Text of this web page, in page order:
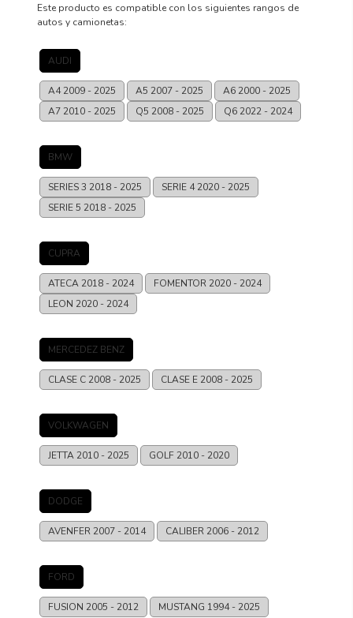
Este producto es compatible con los siguientes rangos de
autos y camionetas:
AUDI
A42009 - 2025 A5 2007 - 2025 A6 2000 - 2025
A7 2010 - 2025 Q5 2008 - 2025 Q6 2022 - 2024
BMW
SERIES 3 2018 - 2025 SERIE 42020 - 2025
SERIE 5 2018 - 2025
CUPRA
ATECA 2018 - 2024 FOMENTOR 2020 - 2024
LEON 2020 - 2024
MERCEDEZ BENZ
CLASE C 2008 - 2025 CLASE E 2008 - 2025
VOLKWAGEN
JETTA 2010 - 2025 GOLF 2010 - 2020
DODGE
AVENFER 2007 - 2014 CALIBER 2006 - 2012
FORD
FUSION 2005 - 2012 MUSTANG 1994 - 2025